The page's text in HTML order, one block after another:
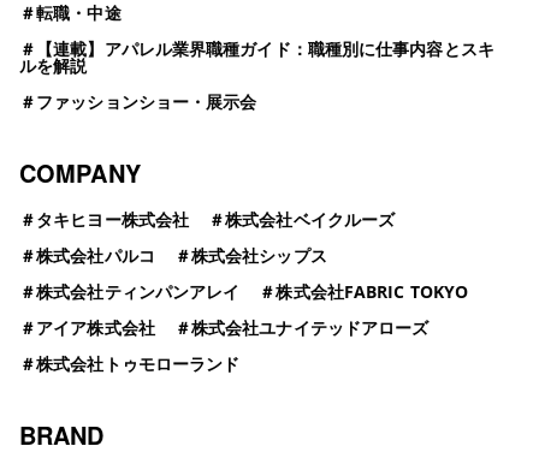
＃転職・中途
＃
【連載】アパレル業界職種ガイド：職種別に仕事内容とスキ
ルを解説
＃ファッションショー・展示会
COMPANY
＃タキヒヨー株式会社 ＃株式会社ベイクルーズ
＃株式会社パルコ ＃株式会社シップス
＃株式会社ティンパンアレイ ＃株式会社FABRIC TOKYO
＃アイア株式会社 ＃株式会社ユナイテッドアローズ
＃株式会社トゥモローランド
BRAND